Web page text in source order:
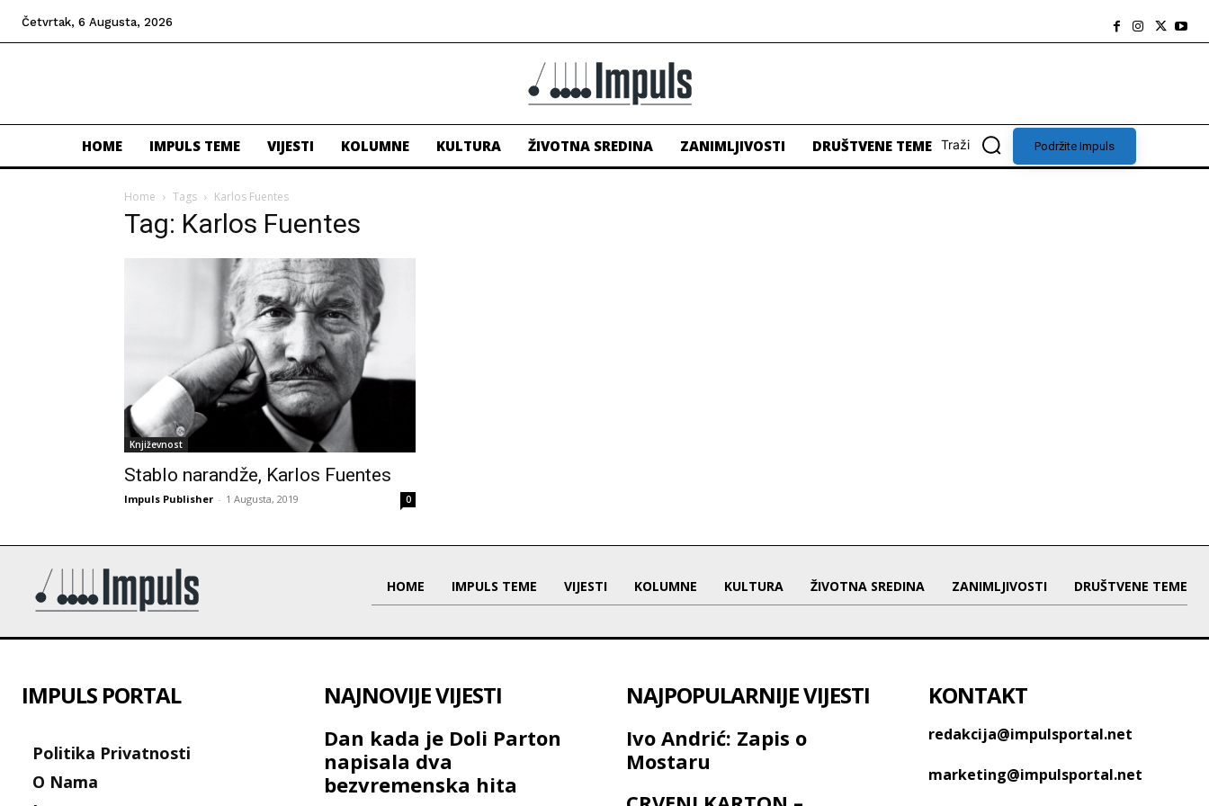
Četvrtak, 6 Augusta, 2026
HOME IMPULS TEME VIJESTI KOLUMNE KULTURA ŽIVOTNA SREDINA ZANIMLJIVOSTI DRUŠTVENE TEME Traži Podržite Impuls
Home Tags Karlos Fuentes
Tag: Karlos Fuentes
Književnost
Stablo narandže, Karlos Fuentes
Impuls Publisher - 1 Augusta, 2019 0
HOME IMPULS TEME VIJESTI KOLUMNE KULTURA ŽIVOTNA SREDINA ZANIMLJIVOSTI DRUŠTVENE TEME
IMPULS PORTAL
Politika Privatnosti
O Nama
NAJNOVIJE VIJESTI
Dan kada je Doli Parton
napisala dva
bezvremenska hita
NAJPOPULARNIJE VIJESTI
Ivo Andrić: Zapis o
Mostaru
KONTAKT
redakcija@impulsportal.net
marketing@impulsportal.net